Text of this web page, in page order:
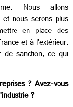
Nous allons
et nous serons plus
en place des
et à l’extérieur.
de sanction, ce qui
? Avez-vous
?